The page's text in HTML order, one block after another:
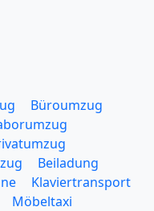
Büroumzug
Beiladung
Klaviertransport
Möbeltaxi